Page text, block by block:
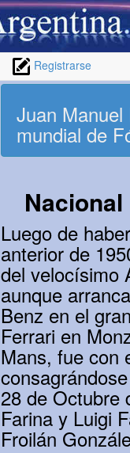
Registrarse
Juan
mundial de
Nacional
Luego de
anterior de
del velocísimo
aunque
Benz en el
Ferrari en
Mans, fue con
28 de Octubre
Farina y Luigi
Froilán